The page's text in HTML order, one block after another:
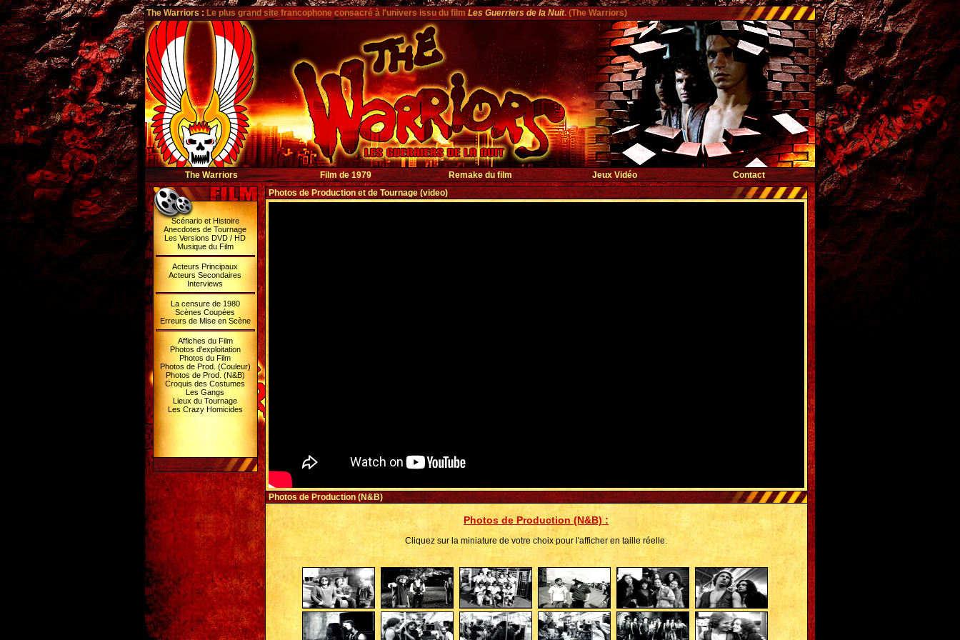
The Warriors: Le plus grand site francophone consacré à l'univers issu du film Les Guerriers de la Nuit. (The Warriors)
The Warriors Film de 1979 Remake du film Jeux Vidéo Contact
Scénario et Histoire
Anecdotes de Tournage
Les Versions DVD / HD
Musique du Film
Acteurs Principaux
Acteurs Secondaires
Interviews
La censure de 1980
Scènes Coupées
Erreurs de Mise en Scène
Affiches du Film
Photos d'exploitation
Photos du Film
Photos de Prod. (Couleur)
Photos de Prod. (N&B)
Croquis des Costumes
Les Gangs
Lieux du Tournage
Les Crazy Homicides
Photos de Production et de Tournage (video)
Photos de Production (N&B)
Photos de Production (N&B) :
Cliquez sur la miniature de votre choix pour l'afficher en taille réelle.